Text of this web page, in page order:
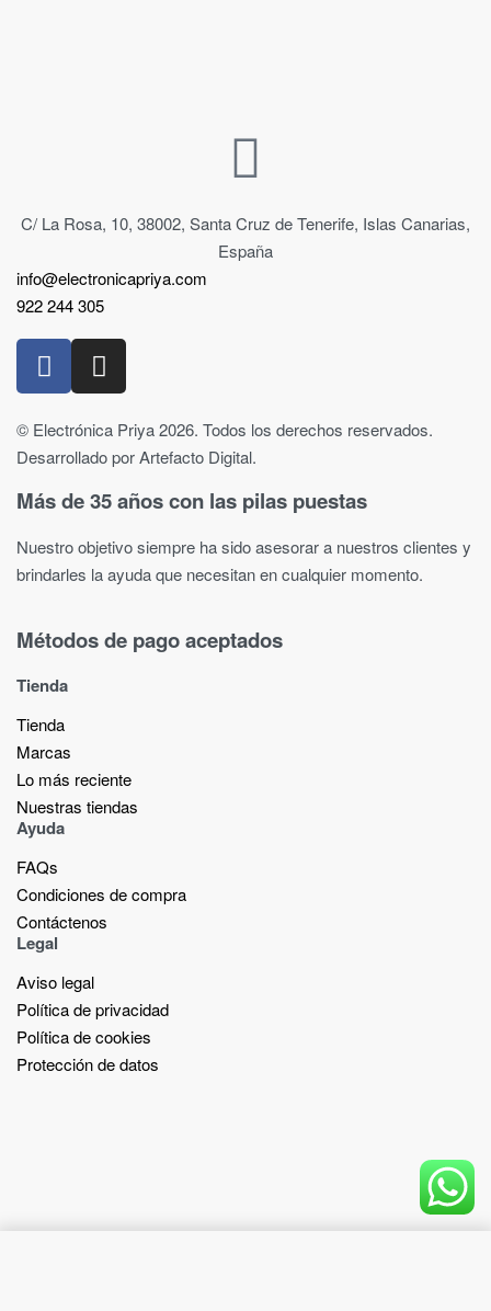
C/ La Rosa, 10, 38002, Santa Cruz de Tenerife, Islas Canarias,
España
info@electronicapriya.com
922 244 305
© Electrónica Priya 2026. Todos los derechos reservados.
Desarrollado por Artefacto Digital.
Más de 35 años con las pilas puestas
Nuestro objetivo siempre ha sido asesorar a nuestros clientes y
brindarles la ayuda que necesitan en cualquier momento.
Métodos de pago aceptados
Tienda
Tienda
Marcas
Lo más reciente​
Nuestras tiendas​
Ayuda
FAQs
Condiciones de compra
Contáctenos
Legal
Aviso legal
Política de privacidad
Política de cookies
Protección de datos